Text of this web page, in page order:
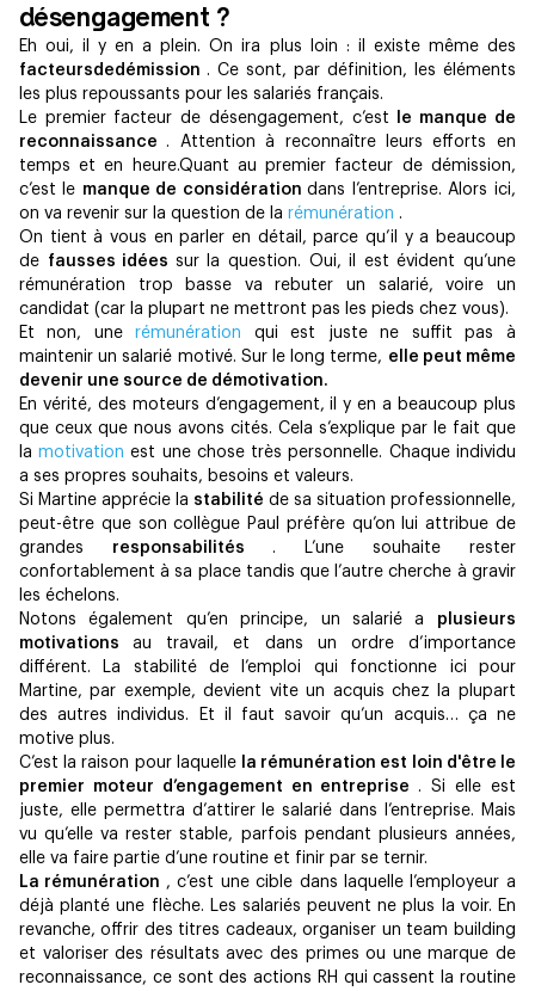
désengagement ?
Eh oui, il y en a plein. On ira plus loin : il existe même des
facteursdedémission . Ce sont, par définition, les éléments
les plus repoussants pour les salariés français.
Le premier facteur de désengagement, c’est
le manque de
reconnaissance . Attention à reconnaître leurs efforts en
temps et en heure.Quant au premier facteur de démission,
c’est le manque de considérationdans l’entreprise. Alors ici,
on va revenir sur la question de la rémunération .
On tient à vous en parler en détail, parce qu’il y a beaucoup
de fausses idées sur la question. Oui, il est évident qu’une
rémunération trop basse va rebuter un salarié, voire un
candidat (car la plupart ne mettront pas les pieds chez vous).
Et non, unerémunération qui est juste ne suffit pas à
maintenir un salarié motivé. Sur le long terme, elle peut même
devenir une source de démotivation.
En vérité, des moteurs d’engagement, il y en a beaucoup plus
que ceux que nous avons cités. Cela s’explique par le fait que
lamotivationest une chose très personnelle. Chaque individu
a ses propres souhaits, besoins et valeurs.
Si Martine apprécie la stabilité de sa situation professionnelle,
peut-être que son collègue Paul préfère qu’on lui attribue de
grandes responsabilités . L’une souhaite rester
confortablement à sa place tandis que l’autre cherche à gravir
les échelons.
Notons également qu’en principe, un salarié a plusieurs
motivationsau travail, et dans un ordre d’importance
différent. La stabilité de l’emploi qui fonctionne ici pour
Martine, par exemple, devient vite un acquis chez la plupart
des autres individus. Et il faut savoir qu’un acquis… ça ne
motive plus.
C’est la raison pour laquelle
la rémunération est loin d'être le
premier moteur d’engagement en entreprise . Si elle est
juste, elle permettra d’attirer le salarié dans l’entreprise. Mais
vu qu’elle va rester stable, parfois pendant plusieurs années,
elle va faire partie d’une routine et finir par se ternir.
La rémunération , c’est une cible dans laquelle l’employeur a
déjà planté une flèche. Les salariés peuvent ne plus la voir. En
revanche, offrir des titres cadeaux, organiser un team building
et valoriser des résultats avec des primes ou une marque de
reconnaissance, ce sont des actions RH qui cassent la routine